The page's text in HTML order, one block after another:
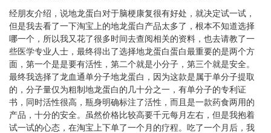
经朋友介绍，说地龙蛋白对于脑梗康复很有好处，就决定试一试，
但是我去看了一下淘宝上的地龙蛋白产品太多了，根本不知道选择
哪一个，所以我又花了很多时间去查阅相关的资料，也去请教了一
些医学专业人士，最终得出了选择地龙蛋白蛋白最重要的是两个方
面，第一个是是要有活性，第二个就是小分子，第三个就是安全。
最终我选择了龙血通单分子地龙蛋白，因为这款是属于单分子提取
的，分子量仅为粗制地龙蛋白的几十分之一，有单分子的专利证
书，同时活性很高，瓶身明确标注了活性，而且是一款药食两用的
产品，十分的安全。虽然价格比较高要千元每月左右，但是我抱着
试一试的心态，在淘宝上下单了一个月的疗程。吃了一个月后，我